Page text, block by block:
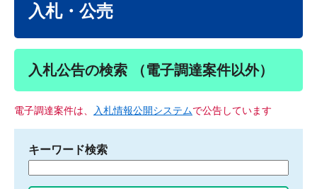
入札・公売
入札公告の検索 （電子調達案件以外）
電子調達案件は、 入札情報公開システムで公告しています
キーワード検索